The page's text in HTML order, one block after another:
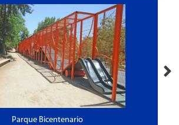
Parque Bicentenario